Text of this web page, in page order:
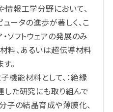
報工学分野において、
ータの進歩が著しく、こ
ソフトウェアの発展のみ
料、あるいは超伝導材料
。
能材料として、：絶縁
した研究にも取り組んで
子の結晶育成や薄膜化、